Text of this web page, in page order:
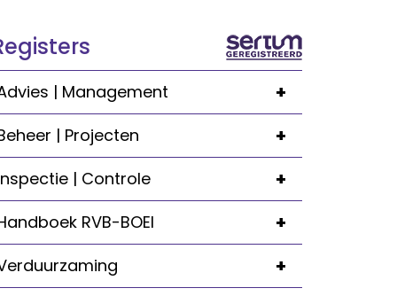
+
| Management
+
| Projecten
+
| Controle
+
RVB-BOEI
+